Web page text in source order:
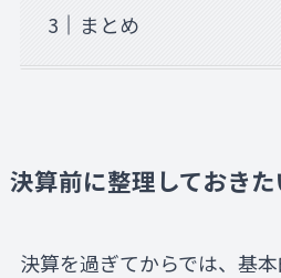
まとめ
決算前に整理しておき
決算を過ぎてからでは、基